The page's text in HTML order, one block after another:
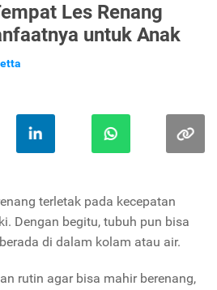
Les Renang
untuk Anak
terletak pada kecepatan
Dengan begitu, tubuh pun bisa
di dalam kolam atau air.
rutin agar bisa mahir berenang,